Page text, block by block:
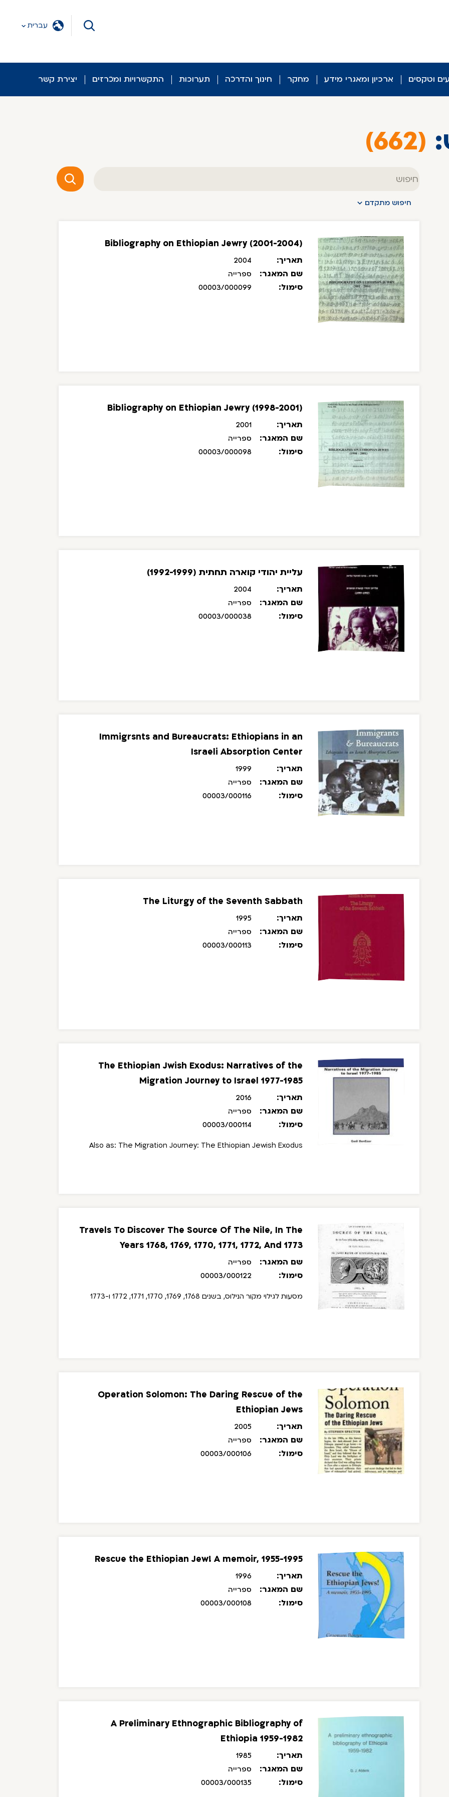
עברית
וטקסים ארכיון ומאגרי מידע מחקר חינוך והדרכה תערוכות התקשרויות ומכרזים יצירת קשר
(662)
חופשי
חיפוש מתקדם
Bibliography on Ethiopian Jewry (2001-2004)
תאריך: 2004
שם המאגר: ספרייה
סימול: 00003/000099
Bibliography on Ethiopian Jewry (1998-2001)
תאריך: 2001
שם המאגר: ספרייה
סימול: 00003/000098
עליית יהודי קוארה תחתית (1992-1999)
תאריך: 2004
שם המאגר: ספרייה
סימול: 00003/000038
Immigrsnts and Bureaucrats: Ethiopians in an
Israeli Absorption Center
תאריך: 1999
שם המאגר: ספרייה
סימול: 00003/000116
The Liturgy of the Seventh Sabbath
תאריך: 1995
שם המאגר: ספרייה
סימול: 00003/000113
The Ethiopian Jwish Exodus: Narratives of the
Migration Journey to Israel 1977-1985
תאריך: 2016
שם המאגר: ספרייה
סימול: 00003/000114
Also as: The Migration Journey: The Ethiopian Jewish Exodus
Travels To Discover The Source Of The Nile, In The
Years 1768, 1769, 1770, 1771, 1772, And 1773
שם המאגר: ספרייה
סימול: 00003/000122
מסעות לגילוי מקור הנילוס, בשנים 1768, 1769, 1770, 1771, 1772 ו-1773
Operation Solomon: The Daring Rescue of the
Ethiopian Jews
תאריך: 2005
שם המאגר: ספרייה
סימול: 00003/000106
Rescue the Ethiopian Jew! A memoir, 1955-1995
תאריך: 1996
שם המאגר: ספרייה
סימול: 00003/000108
A Preliminary Ethnographic Bibliography of
Ethiopia 1959-1982
תאריך: 1985
שם המאגר: ספרייה
סימול: 00003/000135